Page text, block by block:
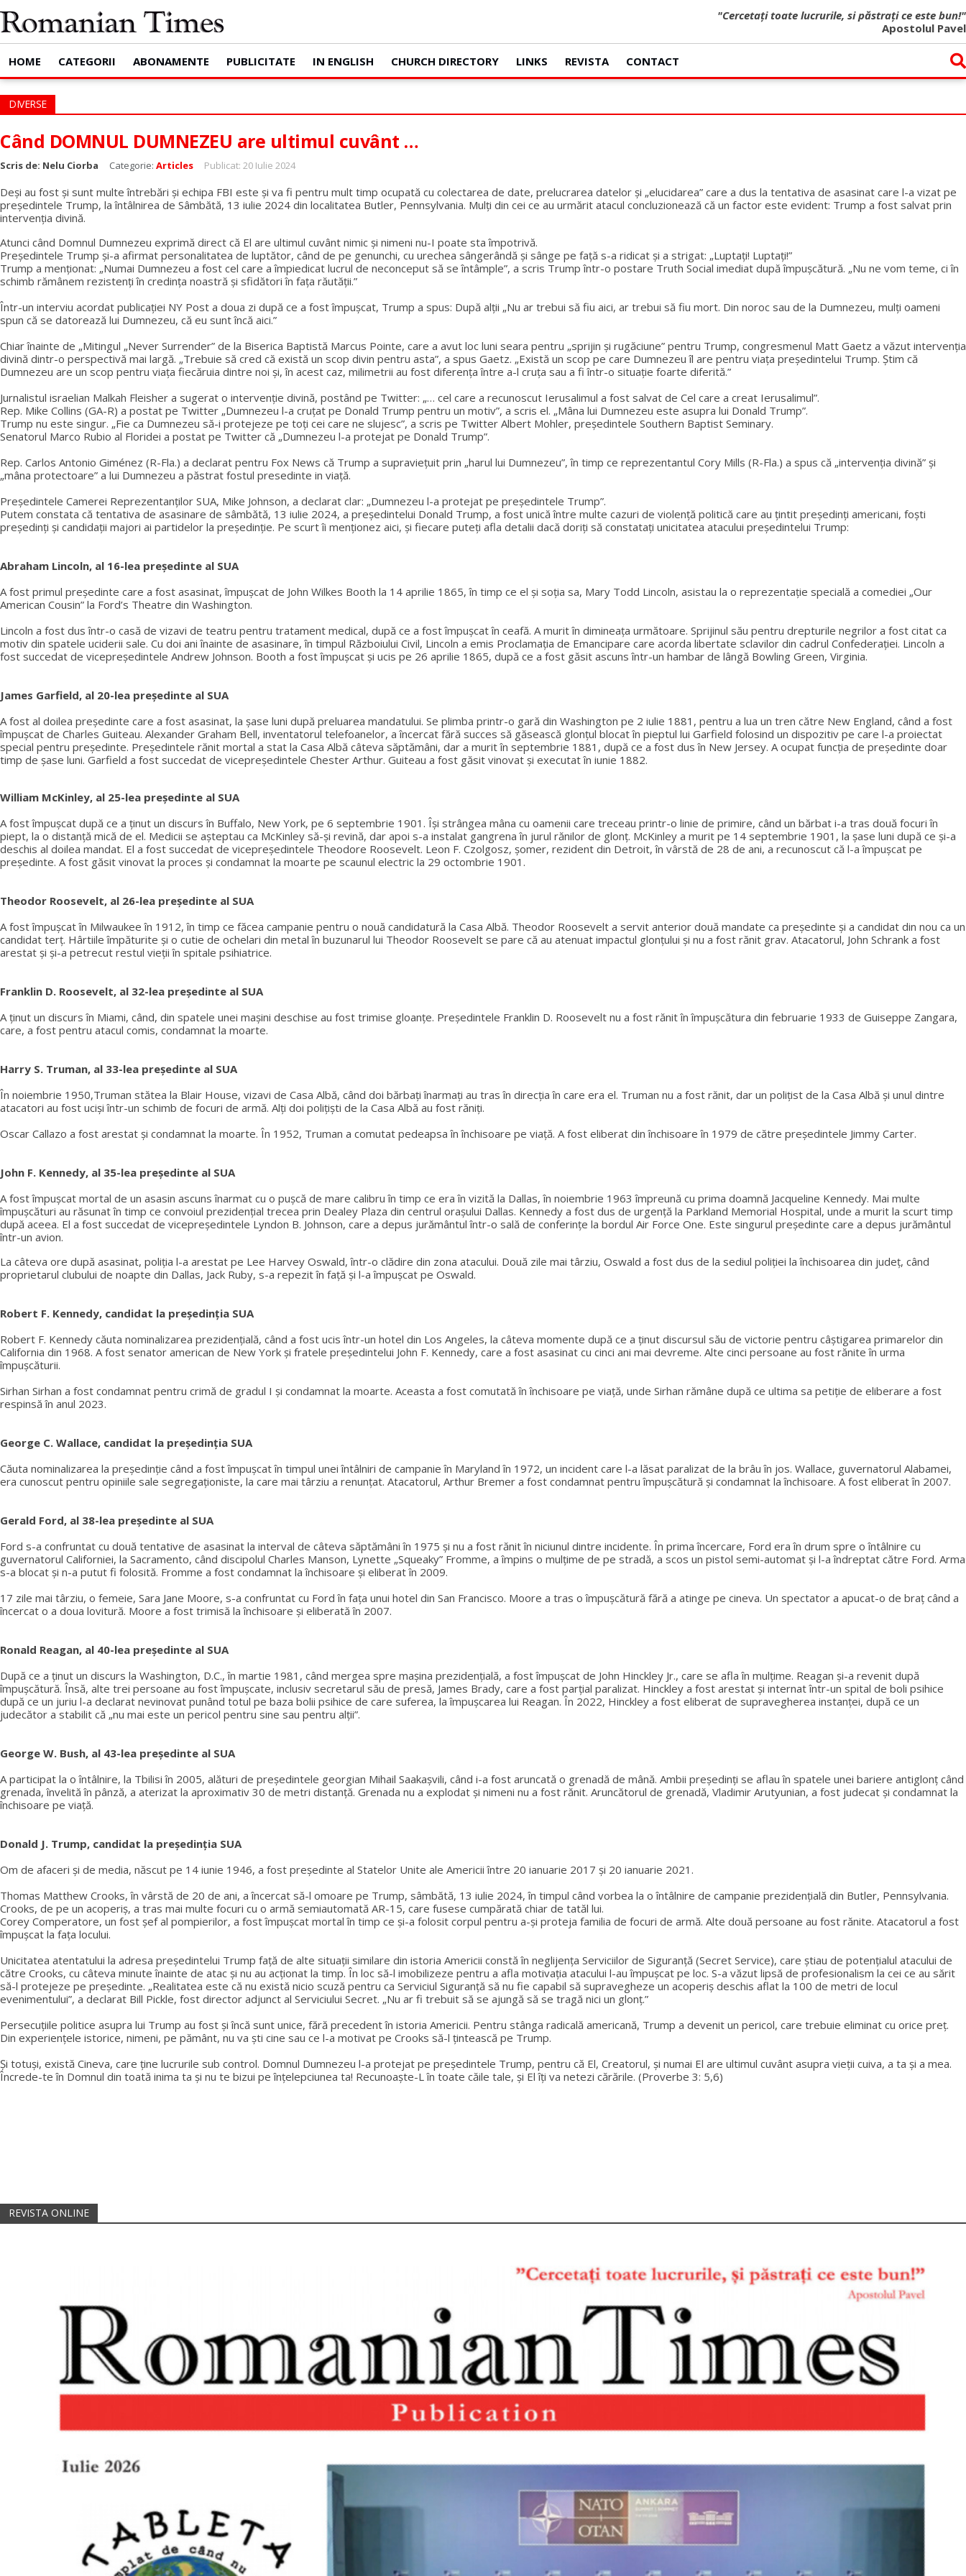
"Cercetați toate lucrurile, si păstrați ce este bun!"
Apostolul Pavel
HOME CATEGORII ABONAMENTE PUBLICITATE IN ENGLISH CHURCH DIRECTORY LINKS REVISTA CONTACT
DIVERSE
Când DOMNUL DUMNEZEU are ultimul cuvânt …
Scris de: Nelu Ciorba Categorie: Articles Publicat: 20 Iulie 2024
Deși au fost și sunt multe întrebări și echipa FBI este și va fi pentru mult timp ocupată cu colectarea de date, prelucrarea datelor și „elucidarea” care a dus la tentativa de asasinat care l-a vizat pe
președintele Trump, la întâlnirea de Sâmbătă, 13 iulie 2024 din localitatea Butler, Pennsylvania. Mulți din cei ce au urmărit atacul concluzionează că un factor este evident: Trump a fost salvat prin
intervenția divină.
Atunci când Domnul Dumnezeu exprimă direct că El are ultimul cuvânt nimic și nimeni nu-I poate sta împotrivă.
Președintele Trump și-a afirmat personalitatea de luptător, când de pe genunchi, cu urechea sângerândă și sânge pe față s-a ridicat și a strigat: „Luptați! Luptați!”
Trump a menționat: „Numai Dumnezeu a fost cel care a împiedicat lucrul de neconceput să se întâmple”, a scris Trump într-o postare Truth Social imediat după împușcătură. „Nu ne vom teme, ci în
schimb rămânem rezistenți în credința noastră și sfidători în fața răutății.”
Într-un interviu acordat publicației NY Post a doua zi după ce a fost împușcat, Trump a spus: După alții „Nu ar trebui să fiu aici, ar trebui să fiu mort. Din noroc sau de la Dumnezeu, mulți oameni
spun că se datorează lui Dumnezeu, că eu sunt încă aici.”
Chiar înainte de „Mitingul „Never Surrender” de la Biserica Baptistă Marcus Pointe, care a avut loc luni seara pentru „sprijin și rugăciune” pentru Trump, congresmenul Matt Gaetz a văzut intervenția
divină dintr-o perspectivă mai largă. „Trebuie să cred că există un scop divin pentru asta”, a spus Gaetz. „Există un scop pe care Dumnezeu îl are pentru viața președintelui Trump. Știm că
Dumnezeu are un scop pentru viața fiecăruia dintre noi și, în acest caz, milimetrii au fost diferența între a-l cruța sau a fi într-o situație foarte diferită.”
Jurnalistul israelian Malkah Fleisher a sugerat o intervenție divină, postând pe Twitter: „… cel care a recunoscut Ierusalimul a fost salvat de Cel care a creat Ierusalimul”.
Rep. Mike Collins (GA-R) a postat pe Twitter „Dumnezeu l-a cruțat pe Donald Trump pentru un motiv”, a scris el. „Mâna lui Dumnezeu este asupra lui Donald Trump”.
Trump nu este singur. „Fie ca Dumnezeu să-i protejeze pe toți cei care ne slujesc”, a scris pe Twitter Albert Mohler, președintele Southern Baptist Seminary.
Senatorul Marco Rubio al Floridei a postat pe Twitter că „Dumnezeu l-a protejat pe Donald Trump”.
Rep. Carlos Antonio Giménez (R-Fla.) a declarat pentru Fox News că Trump a supraviețuit prin „harul lui Dumnezeu”, în timp ce reprezentantul Cory Mills (R-Fla.) a spus că „intervenția divină” și
„mâna protectoare” a lui Dumnezeu a păstrat fostul presedinte in viață.
Președintele Camerei Reprezentanților SUA, Mike Johnson, a declarat clar: „Dumnezeu l-a protejat pe președintele Trump”.
Putem constata că tentativa de asasinare de sâmbătă, 13 iulie 2024, a președintelui Donald Trump, a fost unică între multe cazuri de violență politică care au țintit președinți americani, foști
președinți și candidații majori ai partidelor la președinție. Pe scurt îi menționez aici, și fiecare puteți afla detalii dacă doriți să constatați unicitatea atacului președintelui Trump:
Abraham Lincoln, al 16-lea președinte al SUA
A fost primul președinte care a fost asasinat, împușcat de John Wilkes Booth la 14 aprilie 1865, în timp ce el și soția sa, Mary Todd Lincoln, asistau la o reprezentație specială a comediei „Our
American Cousin” la Ford’s Theatre din Washington.
Lincoln a fost dus într-o casă de vizavi de teatru pentru tratament medical, după ce a fost împușcat în ceafă. A murit în dimineața următoare. Sprijinul său pentru drepturile negrilor a fost citat ca
motiv din spatele uciderii sale. Cu doi ani înainte de asasinare, în timpul Războiului Civil, Lincoln a emis Proclamația de Emancipare care acorda libertate sclavilor din cadrul Confederației. Lincoln a
fost succedat de vicepreședintele Andrew Johnson. Booth a fost împușcat și ucis pe 26 aprilie 1865, după ce a fost găsit ascuns într-un hambar de lângă Bowling Green, Virginia.
James Garfield, al 20-lea președinte al SUA
A fost al doilea președinte care a fost asasinat, la șase luni după preluarea mandatului. Se plimba printr-o gară din Washington pe 2 iulie 1881, pentru a lua un tren către New England, când a fost
împușcat de Charles Guiteau. Alexander Graham Bell, inventatorul telefoanelor, a încercat fără succes să găsească glonțul blocat în pieptul lui Garfield folosind un dispozitiv pe care l-a proiectat
special pentru președinte. Președintele rănit mortal a stat la Casa Albă câteva săptămâni, dar a murit în septembrie 1881, după ce a fost dus în New Jersey. A ocupat funcția de președinte doar
timp de șase luni. Garfield a fost succedat de vicepreședintele Chester Arthur. Guiteau a fost găsit vinovat și executat în iunie 1882.
William McKinley, al 25-lea președinte al SUA
A fost împușcat după ce a ținut un discurs în Buffalo, New York, pe 6 septembrie 1901. Își strângea mâna cu oamenii care treceau printr-o linie de primire, când un bărbat i-a tras două focuri în
piept, la o distanță mică de el. Medicii se așteptau ca McKinley să-și revină, dar apoi s-a instalat gangrena în jurul rănilor de glonț. McKinley a murit pe 14 septembrie 1901, la șase luni după ce și-a
deschis al doilea mandat. El a fost succedat de vicepreședintele Theodore Roosevelt. Leon F. Czolgosz, șomer, rezident din Detroit, în vârstă de 28 de ani, a recunoscut că l-a împușcat pe
președinte. A fost găsit vinovat la proces și condamnat la moarte pe scaunul electric la 29 octombrie 1901.
Theodor Roosevelt, al 26-lea președinte al SUA
A fost împușcat în Milwaukee în 1912, în timp ce făcea campanie pentru o nouă candidatură la Casa Albă. Theodor Roosevelt a servit anterior două mandate ca președinte și a candidat din nou ca un
candidat terț. Hârtiile împăturite și o cutie de ochelari din metal în buzunarul lui Theodor Roosevelt se pare că au atenuat impactul glonțului și nu a fost rănit grav. Atacatorul, John Schrank a fost
arestat și și-a petrecut restul vieții în spitale psihiatrice.
Franklin D. Roosevelt, al 32-lea președinte al SUA
A ținut un discurs în Miami, când, din spatele unei mașini deschise au fost trimise gloanțe. Președintele Franklin D. Roosevelt nu a fost rănit în împușcătura din februarie 1933 de Guiseppe Zangara,
care, a fost pentru atacul comis, condamnat la moarte.
Harry S. Truman, al 33-lea președinte al SUA
În noiembrie 1950,Truman stătea la Blair House, vizavi de Casa Albă, când doi bărbați înarmați au tras în direcția în care era el. Truman nu a fost rănit, dar un polițist de la Casa Albă și unul dintre
atacatori au fost uciși într-un schimb de focuri de armă. Alți doi polițiști de la Casa Albă au fost răniți.
Oscar Callazo a fost arestat și condamnat la moarte. În 1952, Truman a comutat pedeapsa în închisoare pe viață. A fost eliberat din închisoare în 1979 de către președintele Jimmy Carter.
John F. Kennedy, al 35-lea președinte al SUA
A fost împușcat mortal de un asasin ascuns înarmat cu o pușcă de mare calibru în timp ce era în vizită la Dallas, în noiembrie 1963 împreună cu prima doamnă Jacqueline Kennedy. Mai multe
împușcături au răsunat în timp ce convoiul prezidențial trecea prin Dealey Plaza din centrul orașului Dallas. Kennedy a fost dus de urgență la Parkland Memorial Hospital, unde a murit la scurt timp
după aceea. El a fost succedat de vicepreședintele Lyndon B. Johnson, care a depus jurământul într-o sală de conferințe la bordul Air Force One. Este singurul președinte care a depus jurământul
într-un avion.
La câteva ore după asasinat, poliția l-a arestat pe Lee Harvey Oswald, într-o clădire din zona atacului. Două zile mai târziu, Oswald a fost dus de la sediul poliției la închisoarea din județ, când
proprietarul clubului de noapte din Dallas, Jack Ruby, s-a repezit în față și l-a împușcat pe Oswald.
Robert F. Kennedy, candidat la președinția SUA
Robert F. Kennedy căuta nominalizarea prezidențială, când a fost ucis într-un hotel din Los Angeles, la câteva momente după ce a ținut discursul său de victorie pentru câștigarea primarelor din
California din 1968. A fost senator american de New York și fratele președintelui John F. Kennedy, care a fost asasinat cu cinci ani mai devreme. Alte cinci persoane au fost rănite în urma
împușcăturii.
Sirhan Sirhan a fost condamnat pentru crimă de gradul I și condamnat la moarte. Aceasta a fost comutată în închisoare pe viață, unde Sirhan rămâne după ce ultima sa petiție de eliberare a fost
respinsă în anul 2023.
George C. Wallace, candidat la președinția SUA
Căuta nominalizarea la președinție când a fost împușcat în timpul unei întâlniri de campanie în Maryland în 1972, un incident care l-a lăsat paralizat de la brâu în jos. Wallace, guvernatorul Alabamei,
era cunoscut pentru opiniile sale segregaționiste, la care mai târziu a renunțat. Atacatorul, Arthur Bremer a fost condamnat pentru împușcătură și condamnat la închisoare. A fost eliberat în 2007.
Gerald Ford, al 38-lea președinte al SUA
Ford s-a confruntat cu două tentative de asasinat la interval de câteva săptămâni în 1975 și nu a fost rănit în niciunul dintre incidente. În prima încercare, Ford era în drum spre o întâlnire cu
guvernatorul Californiei, la Sacramento, când discipolul Charles Manson, Lynette „Squeaky” Fromme, a împins o mulțime de pe stradă, a scos un pistol semi-automat și l-a îndreptat către Ford. Arma
s-a blocat și n-a putut fi folosită. Fromme a fost condamnat la închisoare și eliberat în 2009.
17 zile mai târziu, o femeie, Sara Jane Moore, s-a confruntat cu Ford în fața unui hotel din San Francisco. Moore a tras o împușcătură fără a atinge pe cineva. Un spectator a apucat-o de braț când a
încercat o a doua lovitură. Moore a fost trimisă la închisoare și eliberată în 2007.
Ronald Reagan, al 40-lea președinte al SUA
După ce a ținut un discurs la Washington, D.C., în martie 1981, când mergea spre mașina prezidențială, a fost împușcat de John Hinckley Jr., care se afla în mulțime. Reagan și-a revenit după
împușcătură. Însă, alte trei persoane au fost împușcate, inclusiv secretarul său de presă, James Brady, care a fost parțial paralizat. Hinckley a fost arestat și internat într-un spital de boli psihice
după ce un juriu l-a declarat nevinovat punând totul pe baza bolii psihice de care suferea, la împușcarea lui Reagan. În 2022, Hinckley a fost eliberat de supravegherea instanței, după ce un
judecător a stabilit că „nu mai este un pericol pentru sine sau pentru alții”.
George W. Bush, al 43-lea președinte al SUA
A participat la o întâlnire, la Tbilisi în 2005, alături de președintele georgian Mihail Saakașvili, când i-a fost aruncată o grenadă de mână. Ambii președinți se aflau în spatele unei bariere antiglonț când
grenada, învelită în pânză, a aterizat la aproximativ 30 de metri distanță. Grenada nu a explodat și nimeni nu a fost rănit. Aruncătorul de grenadă, Vladimir Arutyunian, a fost judecat și condamnat la
închisoare pe viață.
Donald J. Trump, candidat la președinția SUA
Om de afaceri și de media, născut pe 14 iunie 1946, a fost președinte al Statelor Unite ale Americii între 20 ianuarie 2017 și 20 ianuarie 2021.
Thomas Matthew Crooks, în vârstă de 20 de ani, a încercat să-l omoare pe Trump, sâmbătă, 13 iulie 2024, în timpul când vorbea la o întâlnire de campanie prezidențială din Butler, Pennsylvania.
Crooks, de pe un acoperiș, a tras mai multe focuri cu o armă semiautomată AR-15, care fusese cumpărată chiar de tatăl lui.
Corey Comperatore, un fost șef al pompierilor, a fost împușcat mortal în timp ce și-a folosit corpul pentru a-și proteja familia de focuri de armă. Alte două persoane au fost rănite. Atacatorul a fost
împușcat la fața locului.
Unicitatea atentatului la adresa președintelui Trump față de alte situații similare din istoria Americii constă în neglijența Serviciilor de Siguranță (Secret Service), care știau de potențialul atacului de
către Crooks, cu câteva minute înainte de atac și nu au acționat la timp. În loc să-l imobilizeze pentru a afla motivația atacului l-au împușcat pe loc. S-a văzut lipsă de profesionalism la cei ce au sărit
să-l protejeze pe președinte. „Realitatea este că nu există nicio scuză pentru ca Serviciul Siguranță să nu fie capabil să supravegheze un acoperiș deschis aflat la 100 de metri de locul
evenimentului”, a declarat Bill Pickle, fost director adjunct al Serviciului Secret. „Nu ar fi trebuit să se ajungă să se tragă nici un glonț.”
Persecuțiile politice asupra lui Trump au fost și încă sunt unice, fără precedent în istoria Americii. Pentru stânga radicală americană, Trump a devenit un pericol, care trebuie eliminat cu orice preț.
Din experiențele istorice, nimeni, pe pământ, nu va ști cine sau ce l-a motivat pe Crooks să-l țintească pe Trump.
Și totuși, există Cineva, care ține lucrurile sub control. Domnul Dumnezeu l-a protejat pe președintele Trump, pentru că El, Creatorul, și numai El are ultimul cuvânt asupra vieții cuiva, a ta și a mea.
Încrede-te în Domnul din toată inima ta și nu te bizui pe înțelepciunea ta! Recunoaște-L în toate căile tale, și El îți va netezi cărările. (Proverbe 3: 5,6)
REVISTA ONLINE